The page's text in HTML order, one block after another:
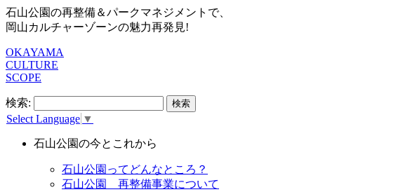
石山公園の再整備＆パークマネジメントで、
岡山カルチャーゾーンの魅力再発見!
OKAYAMA
CULTURE
SCOPE
検索:
Select Language ▼
石山公園の今とこれから
石山公園ってどんなところ？
石山公園 再整備事業について